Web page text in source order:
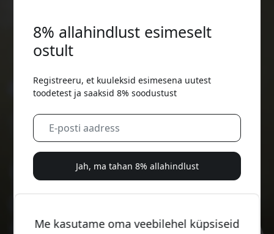
Me kasutame oma veebilehel küpsiseid
8% allahindlust esimeselt
ostult
Registreeru, et kuuleksid esimesena uutest
toodetest ja saaksid 8% soodustust
Jah, ma tahan 8% allahindlust
sarjade ja eripakkumistega.
Kasuta seda koodi kassas, et saada 8%
allahindlust.